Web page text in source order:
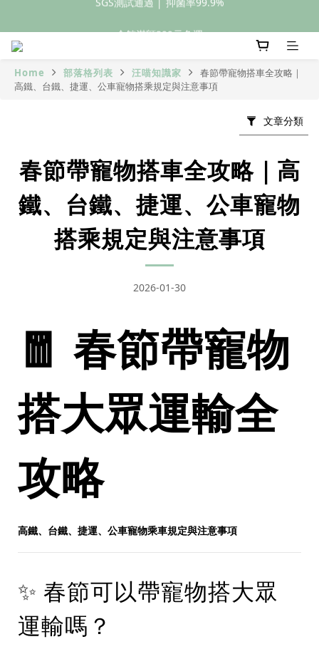
Home 部落格列表 汪喵知識家
春節帶寵物搭車全攻略｜
高鐵、台鐵、捷運、公車寵物搭乘規定與注意事項
文章分類
春節帶寵物搭車全攻略｜高
鐵、台鐵、捷運、公車寵物
搭乘規定與注意事項
2026-01-30
🧧 春節帶寵物
搭大眾運輸全
攻略
高鐵、台鐵、捷運、公車寵物乘車規定與注意事項
✨ 春節可以帶寵物搭大眾
運輸嗎？